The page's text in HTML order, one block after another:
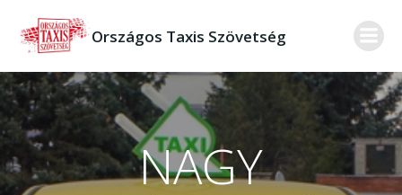
to
Országos Taxis Szövetség
NAGY